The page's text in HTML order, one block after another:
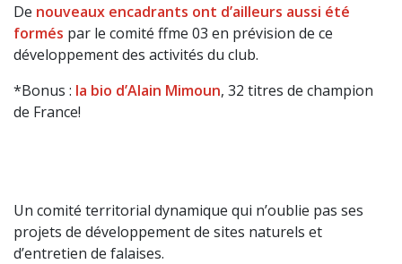
De nouveaux encadrants ont d’ailleurs aussi été
formés par le comité ffme 03 en prévision de ce
développement des activités du club.
*Bonus : la bio d’Alain Mimoun, 32 titres de champion
de France!
Un comité territorial dynamique qui n’oublie pas ses
projets de développement de sites naturels et
d’entretien de falaises.